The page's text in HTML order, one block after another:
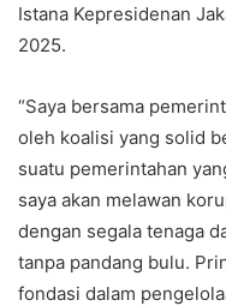
Istana Kepresidenan
2025.
“Saya bersama
oleh koalisi yang solid
suatu pemerintahan
saya akan melawan
dengan segala tenaga
tanpa pandang bulu.
fondasi dalam